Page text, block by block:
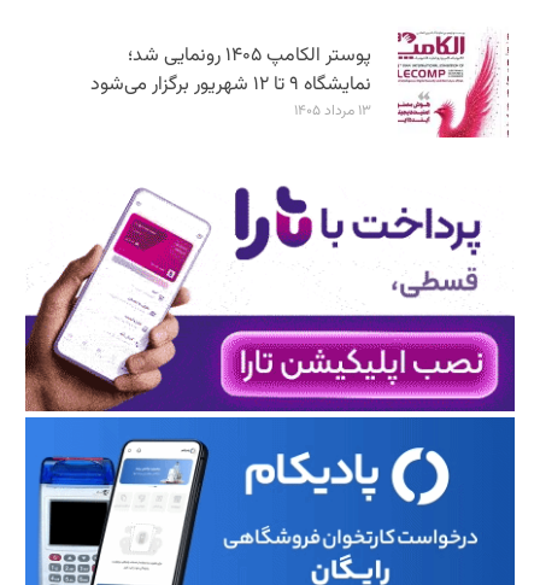
پوستر الکامپ ۱۴۰۵ رونمایی شد؛
نمایشگاه ۹ تا ۱۲ شهریور برگزار می‌شود
۱۳ مرداد ۱۴۰۵